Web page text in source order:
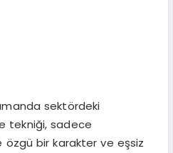
sektördeki
tekniği, sadece
özgü bir karakter ve eşsiz